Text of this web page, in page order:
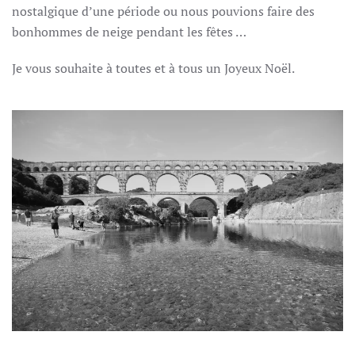
nostalgique d’une période ou nous pouvions faire des
bonhommes de neige pendant les fêtes …
Je vous souhaite à toutes et à tous un Joyeux Noël.